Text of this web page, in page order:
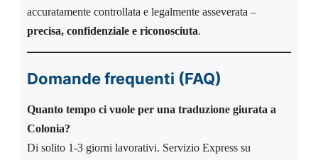
accuratamente controllata e legalmente asseverata –
precisa, confidenziale e riconosciuta.
Domande frequenti (FAQ)
Quanto tempo ci vuole per una traduzione giurata a
Colonia?
Di solito 1-3 giorni lavorativi. Servizio Express su